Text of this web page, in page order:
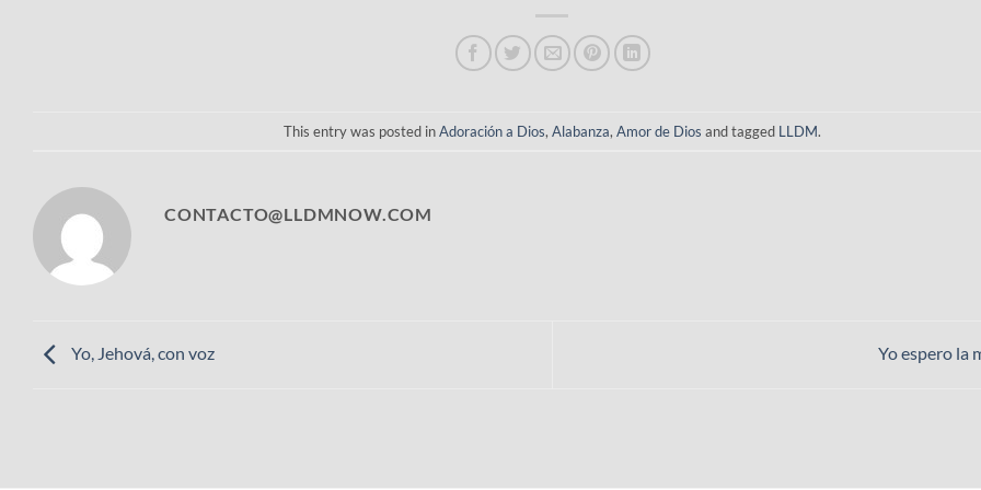
This entry was posted inAdoración a Dios, Alabanza, Amor de Dios and tagged LLDM.
CONTACTO@LLDMNOW.COM
Yo, Jehová, con voz Yo espero la